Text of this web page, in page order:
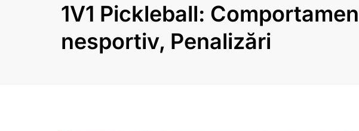
1V1 Pickleball:
nesportiv, Penalizări